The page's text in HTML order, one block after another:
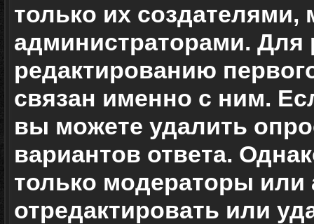
только их
администраторами. Для
редактированию
связан именно с ним.
вы можете удалить
вариантов ответа.
только модераторы
отредактировать или